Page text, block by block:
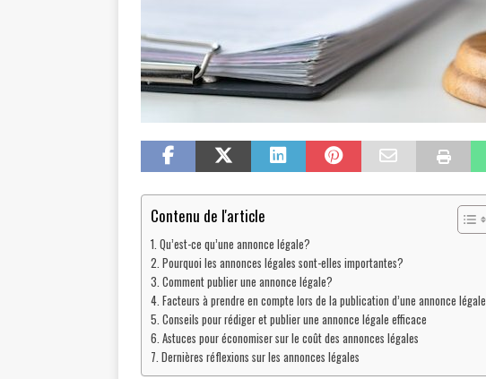
Contenu de l'article
Qu’est-ce qu’une annonce légale?
Pourquoi les annonces légales sont-elles importantes?
Comment publier une annonce légale?
Facteurs à prendre en compte lors de la publication d’une annonce légale
Conseils pour rédiger et publier une annonce légale efficace
Astuces pour économiser sur le coût des annonces légales
Dernières réflexions sur les annonces légales